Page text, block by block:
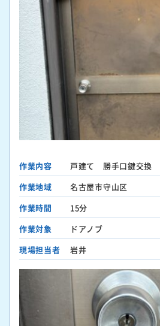
作業内容
戸建て 勝手口鍵交換
作業地域
名古屋市守山区
作業時間
15分
作業対象
ドアノブ
現場担当者
岩井